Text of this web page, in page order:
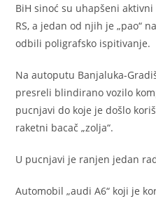
BiH sinoć su uhapšeni
RS, a jedan od njih je „pao“
odbili poligrafsko ispitivanje.
Na autoputu Banjaluka-
presreli blindirano vozilo
pucnjavi do koje je došlo
raketni bacač „zolja“.
U pucnjavi je ranjen jedan
Automobil „audi A6“ koji je